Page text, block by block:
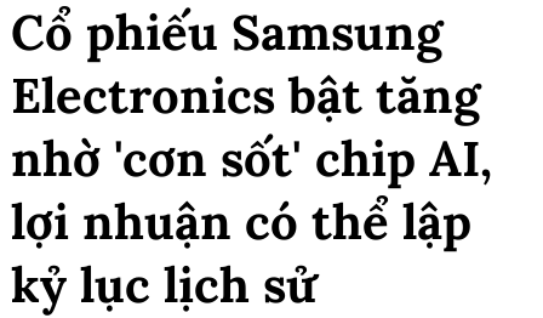
Cổ phiếu Samsung
Electronics bật tăng
nhờ 'cơn sốt' chip AI,
lợi nhuận có thể lập
kỷ lục lịch sử